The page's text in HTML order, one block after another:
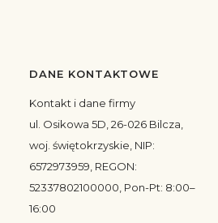
DANE KONTAKTOWE
Kontakt i dane firmy
ul. Osikowa 5D, 26-026 Bilcza,
woj. świętokrzyskie, NIP:
6572973959, REGON:
52337802100000, Pon-Pt: 8:00–
16:00